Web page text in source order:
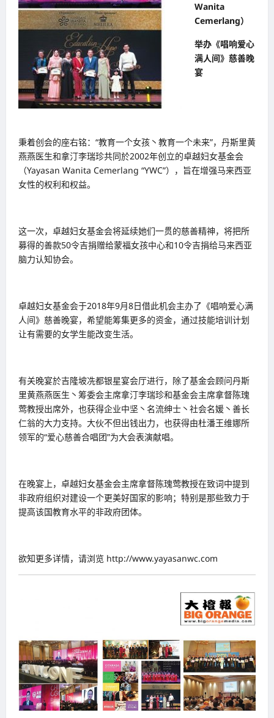
Wanita
Cemerlang）
举办《唱响爱心
满人间》慈善晚
宴
秉着创会的座右铭：“教育一个女孩丶教育一个未来”，丹斯里黄
燕燕医生和拿汀李瑞珍共同於2002年创立的卓越妇女基金会
（Yayasan Wanita Cemerlang “YWC”），旨在增强马来西亚
女性的权利和权益。
这一次，卓越妇女基金会将延续她们一贯的慈善精神，将把所
募得的善款50令吉捐赠给蒙福女孩中心和10令吉捐给马来西亚
脑力认知协会。
卓越妇女基金会于2018年9月8日借此机会主办了《唱响爱心满
人间》慈善晚宴，希望能筹集更多的资金，通过技能培训计划
让有需要的女学生能改变生活。
有关晚宴於吉隆坡冼都银星宴会厅进行，除了基金会顾问丹斯
里黄燕燕医生丶筹委会主席拿汀李瑞珍和基金会主席拿督陈瑰
莺教授出席外，也获得企业中坚丶名流绅士丶社会名媛丶善长
仁翁的大力支持。大伙不但出钱出力，也获得由杜潘王维娜所
领军的“爱心慈善合唱团”为大会表演献唱。
在晚宴上，卓越妇女基金会主席拿督陈瑰莺教授在致词中提到
非政府组织对建设一个更美好国家的影响；特别是那些致力于
提高该国教育水平的非政府团体。
欲知更多详情，请浏览 http://www.yayasanwc.com